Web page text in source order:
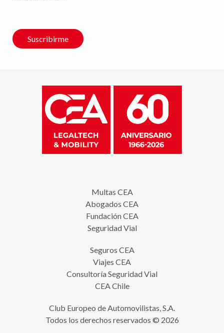
Suscribirme
Multas CEA
Abogados CEA
Fundación CEA
Seguridad Vial
Seguros CEA
Viajes CEA
Consultoría Seguridad Vial
CEA Chile
Club Europeo de Automovilistas, S.A.
Todos los derechos reservados © 2026